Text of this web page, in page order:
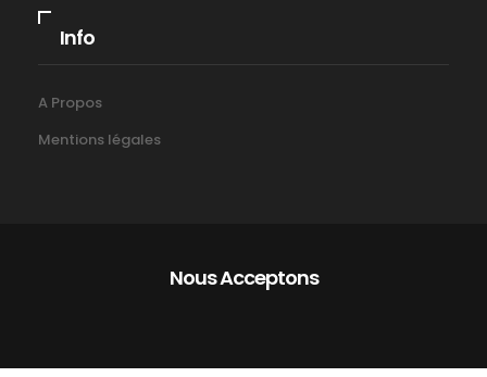
Info
A Propos
Mentions légales
Nous Acceptons